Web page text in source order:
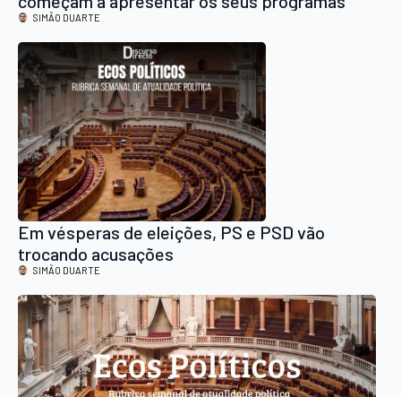
eleitorais
SIMÃO DUARTE
Em vésperas de eleições, PS e PSD vão
trocando acusações
SIMÃO DUARTE